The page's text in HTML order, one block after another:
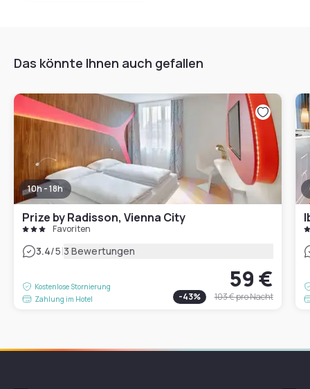
Das könnte Ihnen auch gefallen
10h - 18h
Prize by Radisson, Vienna City
Favoriten
3.4/5|3 Bewertungen
Kostenlose Stornierung
Zahlung im Hotel
59 €
-43% 103 €pro Nacht